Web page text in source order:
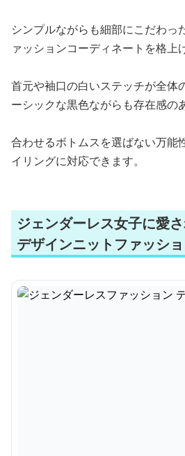
シンプルながらも細部にこだわっ
ァッションコーディネートを格上
首元や袖口の白いステッチが全体
ーシックな黒色ながらも存在感の
合わせるボトムスを選ばない万能
イリングに対応できます。
ジェンダーレス女子に愛
デザインニットファッシ